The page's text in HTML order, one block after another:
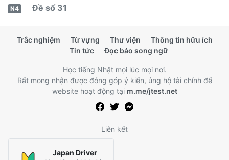
N4 Đề số 31
Trắc nghiệm Từ vựng Thư viện
Thông tin hữu ích
Tin tức
Đọc báo song ngữ
Học tiếng Nhật mọi lúc mọi nơi.
Rất mong nhận được đóng góp ý kiến, ủng hộ tài chính để
website hoạt động tại m.me/jtest.net
Liên kết
Japan Driver